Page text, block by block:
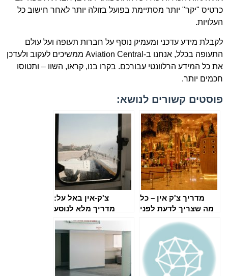
כרטיס "יקר" יותר מסתיימת בפועל בזולה יותר לאחר חישוב כל
העלויות.
לקבלת מידע עדכני ומעמיק נוסף על חברות תעופה ועל עולם
התעופה בכלל, אנחנו ב-Aviation Central ממשיכים לעקוב ולעדכן
את כל המידע הרלוונטי עבורכם. בקרו בנו, קראו, השוו – ותטוסו
חכמים יותר.
פוסטים קשורים לנושא:
מדריך צ'ק אין – כל
מה שצריך לדעת לפני
צ'ק-אין באל על:
מדריך מלא לנוסע